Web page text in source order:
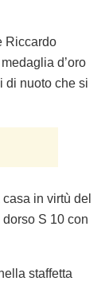
Riccardo
d’oro
di nuoto che si
in virtù del
S 10 con
staffetta